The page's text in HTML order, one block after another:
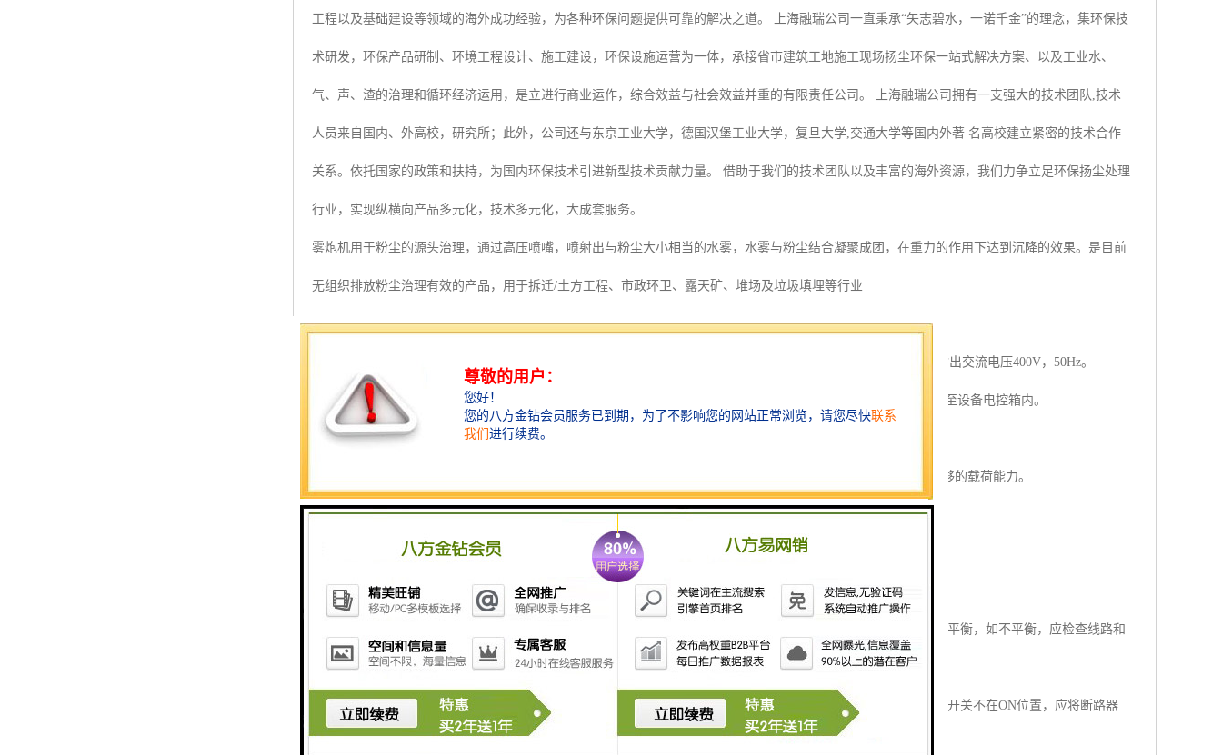
工程以及基础建设等领域的海外成功经验，为各种环保问题提供可靠的解决之道。 上海融瑞公司一直秉承“矢志碧水，一诺千金”的理念，集环保技
术研发，环保产品研制、环境工程设计、施工建设，环保设施运营为一体，承接省市建筑工地施工现场扬尘环保一站式解决方案、以及工业水、
气、声、渣的治理和循环经济运用，是立进行商业运作，综合效益与社会效益并重的有限责任公司。 上海融瑞公司拥有一支强大的技术团队,技术
人员来自国内、外高校，研究所；此外，公司还与东京工业大学，德国汉堡工业大学，复旦大学,交通大学等国内外著 名高校建立紧密的技术合作
关系。依托国家的政策和扶持，为国内环保技术引进新型技术贡献力量。 借助于我们的技术团队以及丰富的海外资源，我们力争立足环保扬尘处理
行业，实现纵横向产品多元化，技术多元化，大成套服务。
雾炮机用于粉尘的源头治理，通过高压喷嘴，喷射出与粉尘大小相当的水雾，水雾与粉尘结合凝聚成团，在重力的作用下达到沉降的效果。是目前
无组织排放粉尘治理有效的产品，用于拆迁/土方工程、市政环卫、露天矿、堆场及垃圾填埋等行业
雾炮机接电源和水源时注意要点：
1）雾炮机使用的是由发电机组提供的工频电源（也可外接市电电源），电动机额定工作电压AC380V，发电机组输出交流电压400V，50Hz。
2）当使用三相380V市电时，在接入雾炮机电控箱前必须要有电源开关，在电源开关上应有良好的接地；电源线接至设备电控箱内。
3）在接电源线时，应先将电控箱前的电源开关断开、处于OFF位置,经检测确认无电后方可进行接线作业。
4）采用三相五线制，选择电源线时，应根据产品技术参数上所载明的总功率而确定使用线径，以确保电源线有足够的载荷能力。
5）水源装接时，设置喷雾阀门，经半工阀门后直接将采用管路连接雾炮机进水口和水箱出水口即可。
雾炮机开机时的检查工作：
1）管路检查：开机前应检查各供水管路相应开关是否打开。
2）电源相压检查：当安装检查完毕无误后，将电控箱上电源开关拨至ON位置，然后用万用表检查各相线电压是否平衡，如不平衡，应检查线路和
接线端是否断线、接触不良或其它故障原因，如无法排除，应与我司或销售服务网点联系，及时处理。
3）断路器状态检查：检查断路器的开关状态，所有断路器开关均应该在ON位置，设备才能正常工作，如果断路器开关不在ON位置，应将断路器